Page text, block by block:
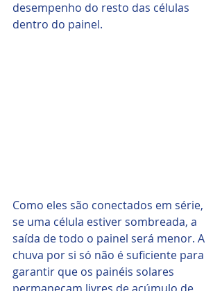
desempenho do resto das células
dentro do painel.
Como eles são conectados em série,
se uma célula estiver sombreada, a
saída de todo o painel será menor. A
chuva por si só não é suficiente para
garantir que os painéis solares